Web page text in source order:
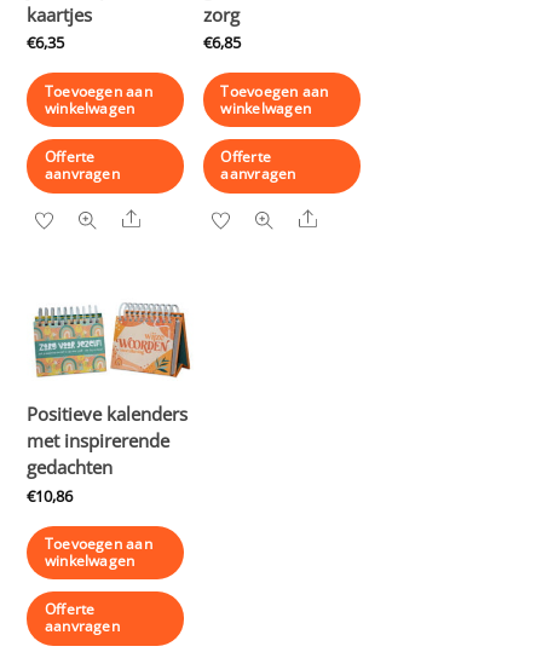
kaartjes
€6,35
Toevoegen aan
winkelwagen
Offerte
aanvragen
Share
zorg
€6,85
Toevoegen aan
winkelwagen
Offerte
aanvragen
Share
Positieve kalenders
met inspirerende
gedachten
€10,86
Toevoegen aan
winkelwagen
Offerte
aanvragen